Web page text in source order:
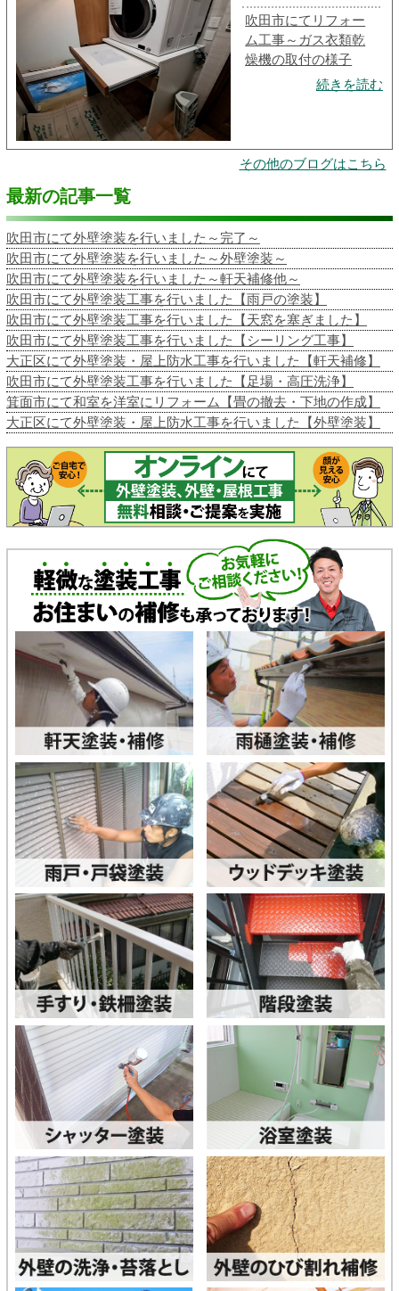
吹田市にてリフォー
ム工事～ガス衣類乾
燥機の取付の様子
続きを読む
その他のブログはこちら
最新の記事一覧
吹田市にて外壁塗装を行いました～完了～
吹田市にて外壁塗装を行いました～外壁塗装～
吹田市にて外壁塗装を行いました～軒天補修他～
吹田市にて外壁塗装工事を行いました【雨戸の塗装】
吹田市にて外壁塗装工事を行いました【天窓を塞ぎました】
吹田市にて外壁塗装工事を行いました【シーリング工事】
大正区にて外壁塗装・屋上防水工事を行いました【軒天補修】
吹田市にて外壁塗装工事を行いました【足場・高圧洗浄】
箕面市にて和室を洋室にリフォーム【畳の撤去・下地の作成】
大正区にて外壁塗装・屋上防水工事を行いました【外壁塗装】